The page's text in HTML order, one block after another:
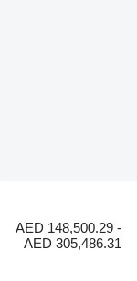
AED 148,500.29 -
AED 305,486.31